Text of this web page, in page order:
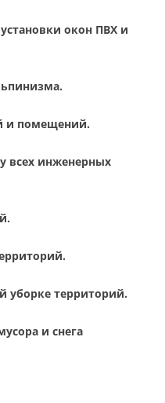
окон ПВХ и
и помещений.
всех инженерных
уборке территорий.
и снега